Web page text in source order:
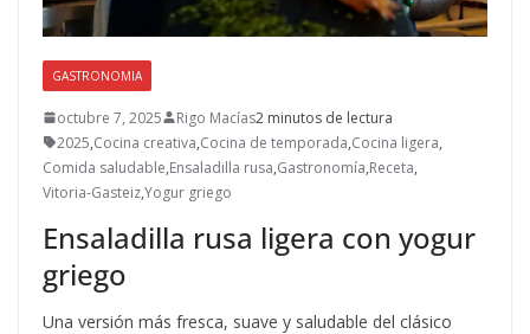
GASTRONOMIA
octubre 7, 2025 Rigo Macías2 minutos de lectura
2025,Cocina creativa,Cocina de temporada,Cocina ligera,
Comida saludable,Ensaladilla rusa,Gastronomía,Receta,
Vitoria-Gasteiz,Yogur griego
Ensaladilla rusa ligera con yogur
griego
Una versión más fresca, suave y saludable del clásico